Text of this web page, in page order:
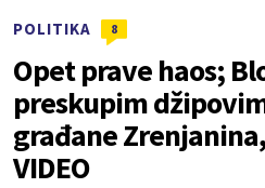
POLITIKA 8
Opet prave haos;
preskupim
građane
VIDEO